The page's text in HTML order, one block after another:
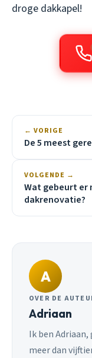
droge dakkapel!
← VORIGE
De 5 meest
VOLGENDE →
Wat gebeurt er
dakrenovatie?
A
OVER DE
Adriaan
Ik ben
meer dan